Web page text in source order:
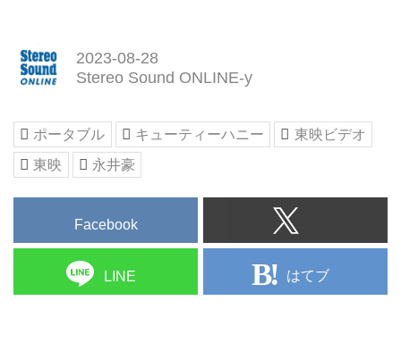
2023-08-28
Stereo Sound ONLINE-y
ポータブル キューティーハニー
東映ビデオ
東映
永井豪
Facebook
LINE はてブ